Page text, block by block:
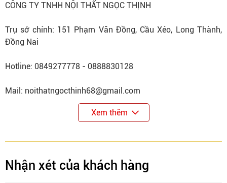
CÔNG TY TNHH NỘI THẤT NGỌC THỊNH
Trụ sở chính: 151 Phạm Văn Đồng, Cầu Xéo, Long Thành,
Đồng Nai
Hotline: 0849277778 - 0888830128
Mail: noithatngocthinh68@gmail.com
Xem thêm
Nhận xét của khách hàng